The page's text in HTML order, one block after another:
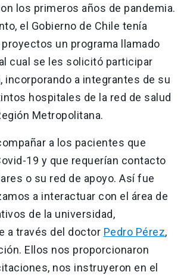
los primeros años de pandemia.
el Gobierno de Chile tenía
un programa llamado
cual se les solicitó participar
incorporando a integrantes de su
hospitales de la red de salud
Metropolitana.
a los pacientes que
19 y que requerían contacto
o su red de apoyo. Así fue
a interactuar con el área de
de la universidad,
a través del doctor Pedro Pérez,
Ellos nos proporcionaron
nos instruyeron en el